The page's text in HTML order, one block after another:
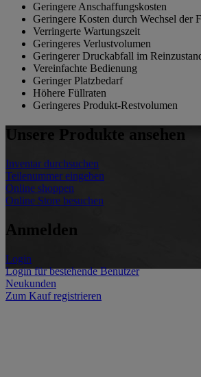
Geringere Anschaffungskosten
Geringere Kosten durch Wechsel der
Verringerte Wartungszeit
Geringeres Verlustvolumen
Geringerer Druckabfall im
Vereinfachte Bedienung
Geringer Platzbedarf
Höhere Füllraten
Geringeres Produkt-Restvolumen
Unsere Produkte ansehen
Inventar durchsuchen
Teilenummer eingeben
Online shoppen
Online Store besuchen
Anmelden
Login
Login für bestehende Benutzer
Neukunden
Zum Kauf registrieren